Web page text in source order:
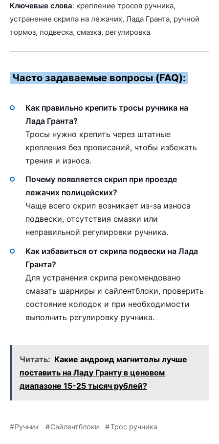
Ключевые слова: крепление тросов ручника,
устранение скрипа на лежачих, Лада Гранта, ручной
тормоз, подвеска, смазка, регулировка
Часто задаваемые вопросы (FAQ):
Как правильно крепить тросы ручника на
Лада Гранта?
Тросы нужно крепить через штатные
крепления без провисаний, чтобы избежать
трения и износа.
Почему появляется скрип при проезде
лежачих полицейских?
Чаще всего скрип возникает из-за износа
подвески, отсутствия смазки или
неправильной регулировки ручника.
Как избавиться от скрипа подвески на Лада
Гранта?
Для устранения скрипа рекомендовано
смазать шарниры и сайлентблоки, проверить
состояние колодок и при необходимости
выполнить регулировку ручника.
Читать: Какие андроид магнитолы лучше
поставить на Ладу Гранту в ценовом
диапазоне 15-25 тысяч рублей?
Ручник Сайлентблоки Трос ручника